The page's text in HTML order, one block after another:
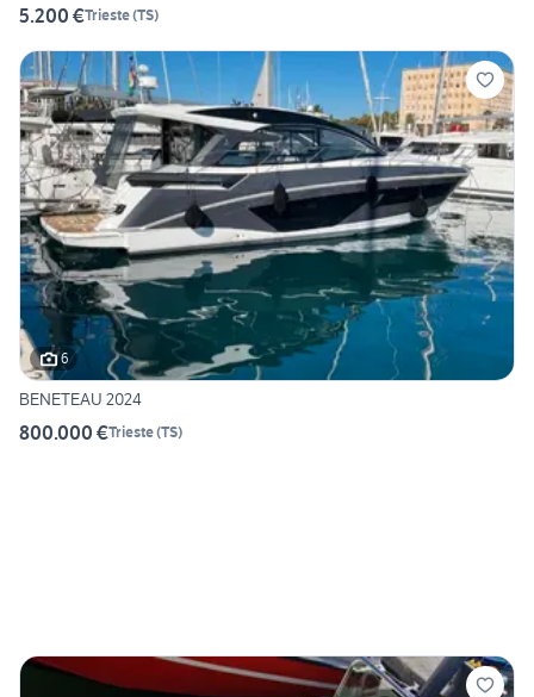
5.200 €Trieste(TS)
6
BENETEAU 2024
800.000 €Trieste(TS)